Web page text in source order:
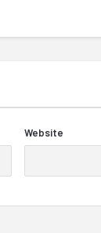
Website